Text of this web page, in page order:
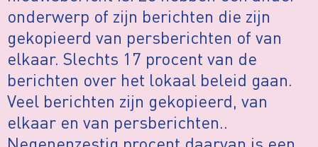
onderwerp of zijn berichten die zijn
gekopieerd van persberichten of van
elkaar. Slechts 17 procent van de
berichten over het lokaal beleid gaan.
Veel berichten zijn gekopieerd, van
elkaar en van persberichten..